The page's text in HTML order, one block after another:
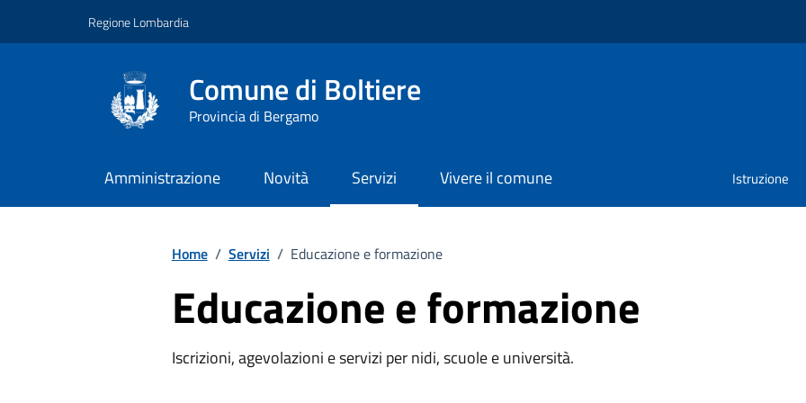
Regione Lombardia
Comune di Boltiere
Provincia di Bergamo
Amministrazione Novità Servizi Vivere il comune Istruzione
Home / Servizi / Educazione e formazione
Educazione e formazione
Iscrizioni, agevolazioni e servizi per nidi, scuole e università.